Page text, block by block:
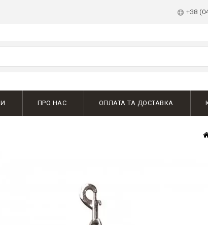
+38
ПРО НАС ОПЛАТА ТА ДОСТАВКА